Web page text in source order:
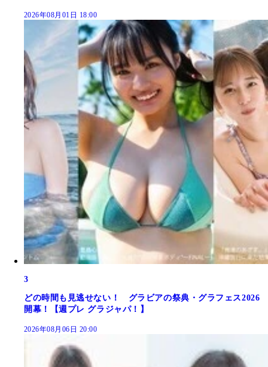
2026年08月01日 18:00
3
どの時間も見逃せない！ グラビアの祭典・グラフェス2026
開幕！【週プレ グラジャパ！】
2026年08月06日 20:00